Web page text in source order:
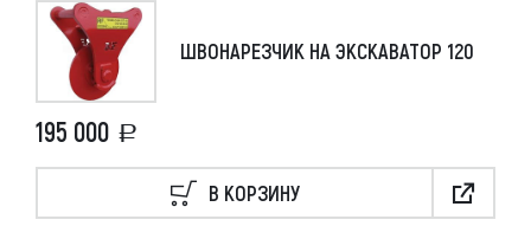
ПРОИЗВОДИТЕЛЬ
PILEMASTER
СБРОСИТЬ
ШВОНАРЕЗЧИК НА ЭКСКАВАТОР 120
195 000
В КОРЗИНУ